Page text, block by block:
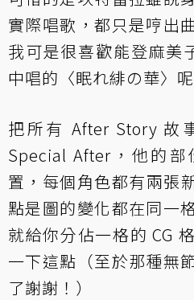
實際唱歌，都只是哼出
我可是很喜歡能登麻美
中唱的〈眠れ緋の華〉呢
把所有 After Story 故
Special After，他的部
置，每個角色都有兩張
點是圖的變化都在同一
就給你分佔一格的 CG
一下這點（至於那種無
了謝謝！）